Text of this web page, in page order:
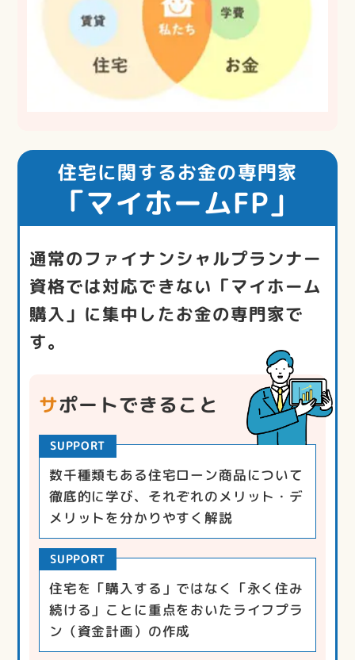
住宅に関するお金の専門家
「マイホームFP」
通常のファイナンシャルプランナー
資格では対応できない「マイホーム
購入」に集中したお金の専門家で
す。
サポートできること
SUPPORT
数千種類もある住宅ローン商品について
徹底的に学び、それぞれのメリット・デ
メリットを分かりやすく解説
SUPPORT
住宅を「購入する」ではなく「永く住み
続ける」ことに重点をおいたライフプラ
ン（資金計画）の作成